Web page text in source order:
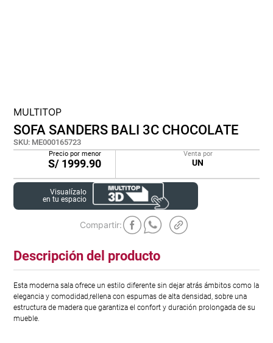
MULTITOP
SOFA SANDERS BALI 3C CHOCOLATE
SKU: ME000165723
Precio por menor
S/ 1999.90
Venta por
UN
Visualízalo
en tu espacio
Descripción del producto
Esta moderna sala ofrece un estilo diferente sin dejar atrás ámbitos como la
elegancia y comodidad,rellena con espumas de alta densidad, sobre una
estructura de madera que garantiza el confort y duración prolongada de su
mueble.